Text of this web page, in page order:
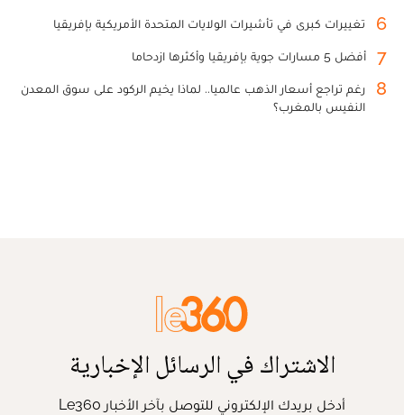
6 تغييرات كبرى في تأشيرات الولايات المتحدة الأمريكية بإفريقيا
7 أفضل 5 مسارات جوية بإفريقيا وأكثرها ازدحاما
8
رغم تراجع أسعار الذهب عالميا.. لماذا يخيم الركود على سوق المعدن
النفيس بالمغرب؟
الاشتراك في الرسائل الإخبارية
أدخل بريدك الإلكتروني للتوصل بآخر الأخبار Le360